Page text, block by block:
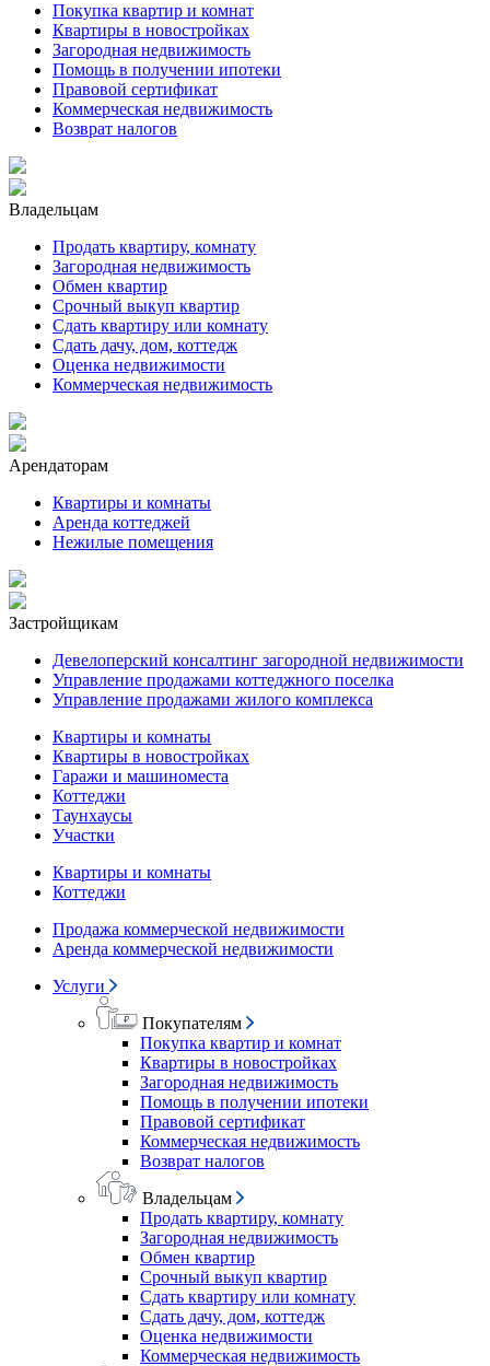
Покупка квартир и комнат
Квартиры в новостройках
Загородная недвижимость
Помощь в получении ипотеки
Правовой сертификат
Коммерческая недвижимость
Возврат налогов
Владельцам
Продать квартиру, комнату
Загородная недвижимость
Обмен квартир
Срочный выкуп квартир
Сдать квартиру или комнату
Сдать дачу, дом, коттедж
Оценка недвижимости
Коммерческая недвижимость
Арендаторам
Квартиры и комнаты
Аренда коттеджей
Нежилые помещения
Застройщикам
Девелоперский консалтинг загородной недвижимости
Управление продажами коттеджного поселка
Управление продажами жилого комплекса
Квартиры и комнаты
Квартиры в новостройках
Гаражи и машиноместа
Коттеджи
Таунхаусы
Участки
Квартиры и комнаты
Коттеджи
Продажа коммерческой недвижимости
Аренда коммерческой недвижимости
Услуги
Покупателям
Покупка квартир и комнат
Квартиры в новостройках
Загородная недвижимость
Помощь в получении ипотеки
Правовой сертификат
Коммерческая недвижимость
Возврат налогов
Владельцам
Продать квартиру, комнату
Загородная недвижимость
Обмен квартир
Срочный выкуп квартир
Сдать квартиру или комнату
Сдать дачу, дом, коттедж
Оценка недвижимости
Коммерческая недвижимость